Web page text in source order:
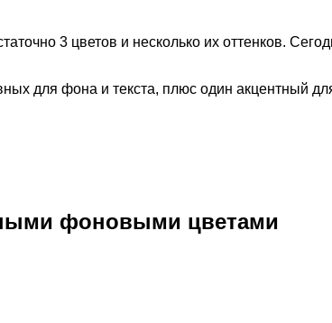
3 цветов и несколько их оттенков.
для фона и текста, плюс один акцентный
фоновыми цветами